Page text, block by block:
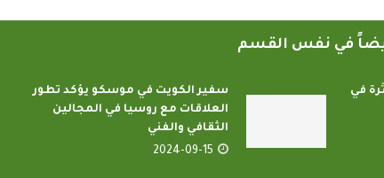
في نفس القسم
في
سفير الكويت في موسكو يؤكد تطور
العلاقات مع روسيا في المجالين
الثقافي والفني
2024-09-15